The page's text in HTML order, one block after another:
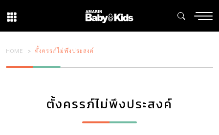
HOME ตั้งครรภ์ไม่พึงประสงค์
ตั้งครรภ์ไม่พึงประสงค์